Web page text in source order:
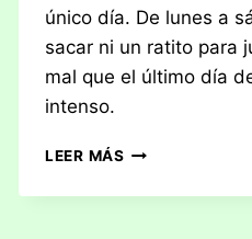
único día. De lunes a
sacar ni un ratito para
mal que el último día
intenso.
LEER MÁS CRÓNICAS
SEMANA